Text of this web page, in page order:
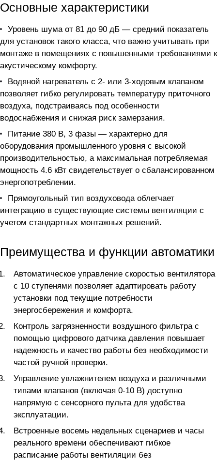
Основные характеристики
Уровень шума от 81 до 90 дБ — средний показатель
для установок такого класса, что важно учитывать при
монтаже в помещениях с повышенными требованиями к
акустическому комфорту.
Водяной нагреватель с 2- или 3-ходовым клапаном
позволяет гибко регулировать температуру приточного
воздуха, подстраиваясь под особенности
водоснабжения и снижая риск замерзания.
Питание 380 В, 3 фазы — характерно для
оборудования промышленного уровня с высокой
производительностью, а максимальная потребляемая
мощность 4.6 кВт свидетельствует о сбалансированном
энергопотреблении.
Прямоугольный тип воздуховода облегчает
интеграцию в существующие системы вентиляции с
учетом стандартных монтажных решений.
Преимущества и функции автоматики
Автоматическое управление скоростью вентилятора
с 10 ступенями позволяет адаптировать работу
установки под текущие потребности
энергосбережения и комфорта.
Контроль загрязненности воздушного фильтра с
помощью цифрового датчика давления повышает
надежность и качество работы без необходимости
частой ручной проверки.
Управление увлажнителем воздуха и различными
типами клапанов (включая 0-10 В) доступно
напрямую с сенсорного пульта для удобства
эксплуатации.
Встроенные восемь недельных сценариев и часы
реального времени обеспечивают гибкое
расписание работы вентиляции без